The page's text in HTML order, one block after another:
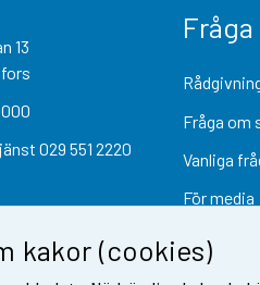
kakor (cookies)
13
029 551 2220
Fråga
Vanliga
För media